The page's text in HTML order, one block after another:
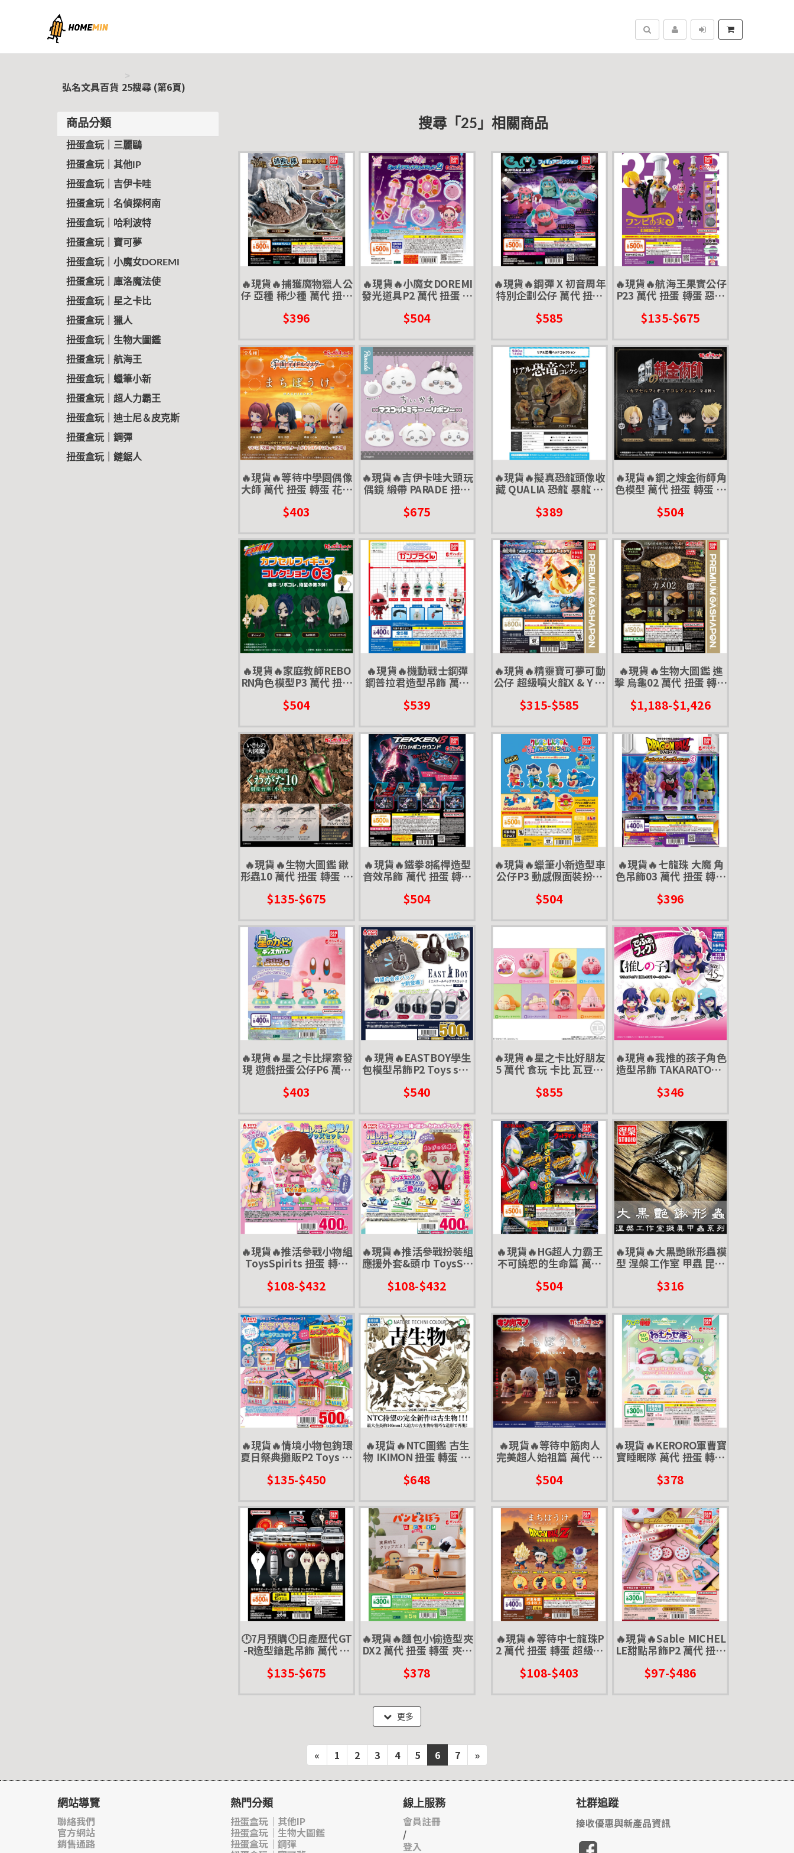
弘名文具百貨
搜尋
弘名文具百貨 25搜尋 (第6頁)
商品分類
扭蛋盒玩｜三麗鷗
扭蛋盒玩｜其他IP
扭蛋盒玩｜吉伊卡哇
扭蛋盒玩｜名偵探柯南
扭蛋盒玩｜哈利波特
扭蛋盒玩｜寶可夢
扭蛋盒玩｜小魔女DOREMI
扭蛋盒玩｜庫洛魔法使
扭蛋盒玩｜星之卡比
扭蛋盒玩｜獵人
扭蛋盒玩｜生物大圖鑑
扭蛋盒玩｜航海王
扭蛋盒玩｜蠟筆小新
扭蛋盒玩｜超人力霸王
扭蛋盒玩｜迪士尼＆皮克斯
扭蛋盒玩｜鋼彈
扭蛋盒玩｜鏈鋸人
搜尋「25」相關商品
🔥現貨🔥捕獲魔物獵人公
仔 亞種 稀少種 萬代 扭蛋
龍 黑角龍
$396
🔥現貨🔥小魔女DOREMI
發光道具P2 萬代 扭蛋 轉
$504
🔥現貨🔥鋼彈 X 初音周年
特別企劃公仔 萬代 扭蛋
克
$585
🔥現貨🔥航海王果實公仔
P23 萬代 扭蛋 轉蛋 惡魔
普 培羅娜 摩利亞 莉莉絲
$135-$675
🔥現貨🔥等待中學園偶像
大師 萬代 扭蛋 轉蛋 花海
篠澤廣
$403
🔥現貨🔥吉伊卡哇大頭玩
偶鏡 緞帶 PARADE 扭蛋
$675
🔥現貨🔥擬真恐龍頭像收
藏 QUALIA 恐龍 暴龍 三
$389
🔥現貨🔥鋼之煉金術師角
色模型 萬代 扭蛋 轉蛋 愛
斯 羅伊 莉莎
$504
🔥現貨🔥家庭教師REBO
RN角色模型P3 萬代 扭蛋
$504
🔥現貨🔥機動戰士鋼彈
鋼普拉君造型吊飾 萬代
$539
🔥現貨🔥精靈寶可夢可動
公仔 超級噴火龍X & Y 萬
$315-$585
🔥現貨🔥生物大圖鑑 進
擊 烏龜02 萬代 扭蛋 轉蛋
西龜
$1,188-$1,426
🔥現貨🔥生物大圖鑑 鍬
形蟲10 萬代 扭蛋 轉蛋 彩
$135-$675
🔥現貨🔥鐵拳8搖桿造型
音效吊飾 萬代 扭蛋 轉蛋
$504
🔥現貨🔥蠟筆小新造型車
公仔P3 動感假面裝扮篇
阿呆 動感超人
$504
🔥現貨🔥七龍珠 大魔 角
色吊飾03 萬代 扭蛋 轉蛋
超四
$396
🔥現貨🔥星之卡比探索發
現 遊戲扭蛋公仔P6 萬代
滿嘴
$403
🔥現貨🔥EASTBOY學生
包模型吊飾P2 Toys spir
生包 皮包 吊飾 掛飾
$540
🔥現貨🔥星之卡比好朋友
5 萬代 食玩 卡比 瓦豆魯
$855
🔥現貨🔥我推的孩子角色
造型吊飾 TAKARATOMY
$346
🔥現貨🔥推活參戰小物組
ToysSpirits 扭蛋 轉蛋
應援 偶像
$108-$432
🔥現貨🔥推活參戰扮裝組
應援外套&頭巾 ToysSpi
玩偶 配件 追星 應援 偶像
$108-$432
🔥現貨🔥HG超人力霸王
不可饒恕的生命篇 萬代
怪獸 宇宙魔树
$504
🔥現貨🔥大黑艷鍬形蟲模
型 涅槃工作室 甲蟲 昆蟲
鐵 涅盤
$316
🔥現貨🔥情境小物包鉤環
夏日祭典攤販P2 Toys sp
irits 扭蛋 轉蛋 娃包 收納
包 攤販 夜市 章魚燒攤
$135-$450
🔥現貨🔥NTC圖鑑 古生
物 IKIMON 扭蛋 轉蛋 恐
$648
🔥現貨🔥等待中筋肉人
完美超人始祖篇 萬代 扭
戰爭人 納美希斯
$504
🔥現貨🔥KERORO軍曹寶
寶睡眠隊 萬代 扭蛋 轉蛋
覺 趴睡
$378
🕛7月預購🕛日產歷代GT
-R造型鑰匙吊飾 萬代 扭
縮模型 GTR
$135-$675
🔥現貨🔥麵包小偷造型夾
DX2 萬代 扭蛋 轉蛋 夾子
$378
🔥現貨🔥等待中七龍珠P
2 萬代 扭蛋 轉蛋 超級賽
弗利沙 弗利薩
$108-$403
🔥現貨🔥Sable MICHEL
LE甜點吊飾P2 萬代 扭蛋
迷你 鐵盒餅乾 日系餅乾
$97-$486
更多
« 1 2 3 4 5 6 7 »
網站導覽
聯絡我們
官方網站
銷售通路
熱門分類
扭蛋盒玩｜其他IP
扭蛋盒玩｜生物大圖鑑
扭蛋盒玩｜鋼彈
線上服務
會員註冊
/
登入
社群追蹤
接收優惠與新產品資訊